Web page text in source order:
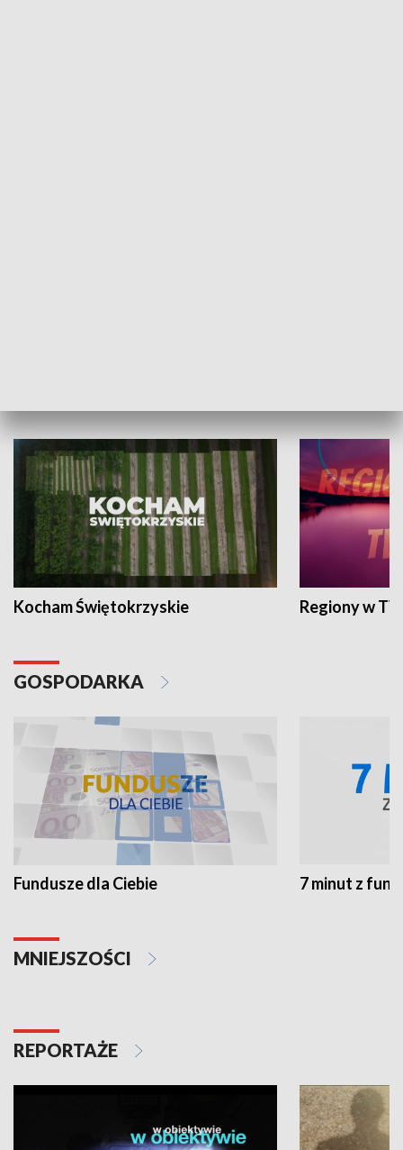
Kocham Świętokrzyskie Regiony w
GOSPODARKA
Fundusze dla Ciebie 7 minut z
MNIEJSZOŚCI
REPORTAŻE